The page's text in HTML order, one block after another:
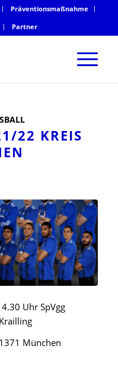
Präventionsmaßnahme
Partner
22 KREIS
Uhr SpVgg
München